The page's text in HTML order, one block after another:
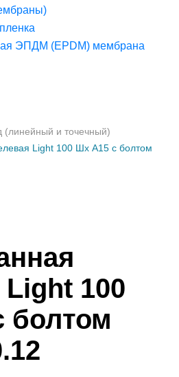
ЭПДМ (EPDM) мембрана
(линейный и точечный)
Light 100 Шх А15 с болтом
100
болтом